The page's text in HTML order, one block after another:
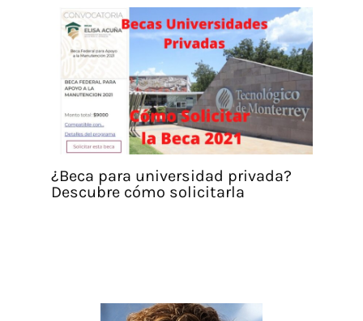
¿Beca para universidad privada?
Descubre cómo solicitarla